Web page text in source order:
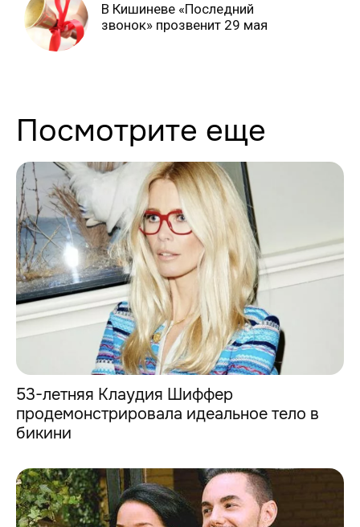
В Кишиневе «Последний
звонок» прозвенит 29 мая
Посмотрите еще
53-летняя Клаудия Шиффер
продемонстрировала идеальное тело в
бикини